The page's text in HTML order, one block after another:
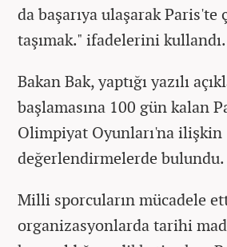
da başarıya ulaşarak Paris'te
taşımak." ifadelerini kullandı.
Bakan Bak, yaptığı yazılı
başlamasına 100 gün kalan
Olimpiyat Oyunları'na ilişkin
değerlendirmelerde bulundu.
Milli sporcuların mücadele
organizasyonlarda tarihi